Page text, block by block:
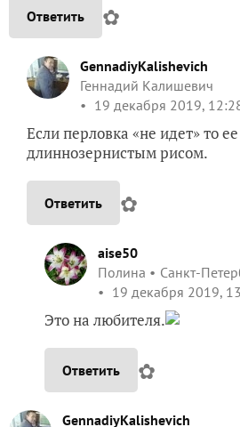
Ответить ✿
GennadiyKalishevich
Геннадий Калишевич
19 декабря 2019,
Если перловка «не идет» то
длиннозернистым рисом.
Ответить ✿
aise50
Полина
Санкт-
19 декабря 2019,
Это на любителя.
Ответить ✿
GennadiyKalishevich